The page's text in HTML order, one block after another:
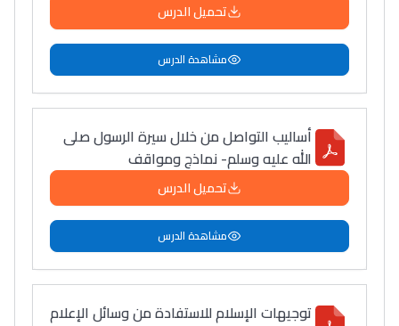
بطلة المغرب فالقفز
الطولي، ملاك البردع
كتحكي على تجربتها
فالرّياضة و الدّراسة
تحميل الدرس
مشاهدة الدرس
أساليب التواصل من خلال سيرة الرسول صلى
الله عليه وسلم- نماذج ومواقف
تحميل الدرس
مشاهدة الدرس
توجيهات الإسلام للاستفادة من وسائل الإعلام